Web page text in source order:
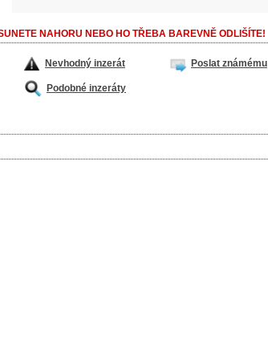
NAHORU NEBO HO TŘEBA BAREVNĚ ODLIŠÍTE!
Nevhodný inzerát Poslat známému
Podobné inzeráty